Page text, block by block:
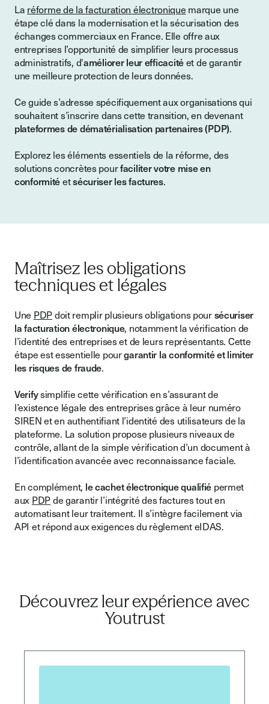
La réforme de la facturation électronique marque une
étape clé dans la modernisation et la sécurisation des
échanges commerciaux en France. Elle offre aux
entreprises l’opportunité de simplifier leurs processus
administratifs, d'améliorer leur efficacitéet de garantir
une meilleure protection de leurs données.
Ce guide s’adresse spécifiquement aux organisations qui
souhaitent s’inscrire dans cette transition, en devenant
plateformes de dématérialisation partenaires (PDP).
Explorez les éléments essentiels de la réforme, des
solutions concrètes pourfaciliter votre mise en
conformitéetsécuriser les factures.
Maîtrisez les obligations
techniques et légales
Une PDPdoit remplir plusieurs obligations poursécuriser
la facturation électronique, notamment la vérification de
l’identité des entreprises et de leurs représentants. Cette
étape est essentielle pourgarantir la conformité et limiter
les risques de fraude.
Verifysimplifie cette vérification en s’assurant de
l’existence légale des entreprises grâce à leur numéro
SIREN et en authentifiant l’identité des utilisateurs de la
plateforme. La solution propose plusieurs niveaux de
contrôle, allant de la simple vérification d’un document à
l’identification avancée avec reconnaissance faciale.
En complément, le cachet électronique qualifié permet
aux PDPde garantir l’intégrité des factures tout en
automatisant leur traitement. Il s’intègre facilement via
API et répond aux exigences du règlement eIDAS.
Découvrez leur expérience avec
Youtrust